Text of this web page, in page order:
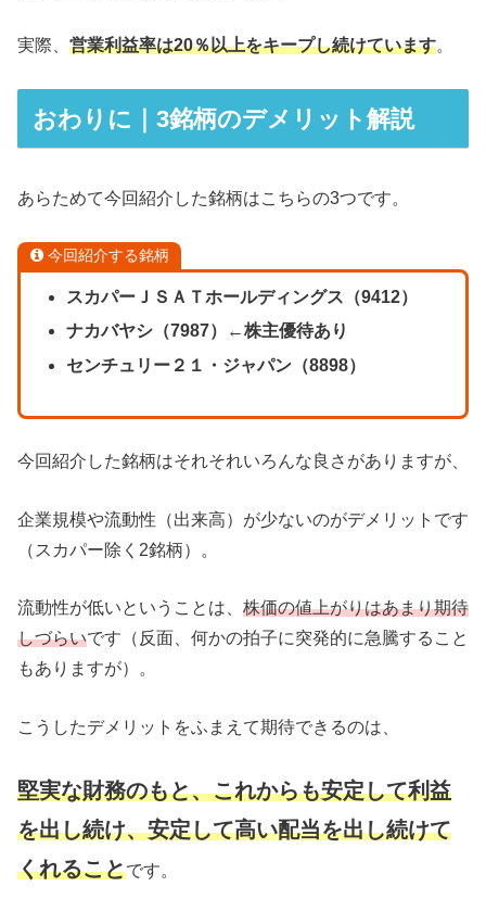
実際、 営業利益率は20％以上をキープし続けています。
おわりに｜3銘柄のデメリット解説
あらためて今回紹介した銘柄はこちらの3つです。
今回紹介する銘柄
スカパーＪＳＡＴホールディングス（9412）
ナカバヤシ（7987）←株主優待あり
センチュリー２１・ジャパン（8898）
今回紹介した銘柄はそれそれいろんな良さがありますが、
企業規模や流動性（出来高）が少ないのがデメリットです
（スカパー除く2銘柄）。
流動性が低いということは、 株価の値上がりはあまり期待
しづらいです（反面、何かの拍子に突発的に急騰すること
もありますが）。
こうしたデメリットをふまえて期待できるのは、
堅実な財務のもと、これからも安定して利益
を出し続け、安定して高い配当を出し続けて
くれることです。